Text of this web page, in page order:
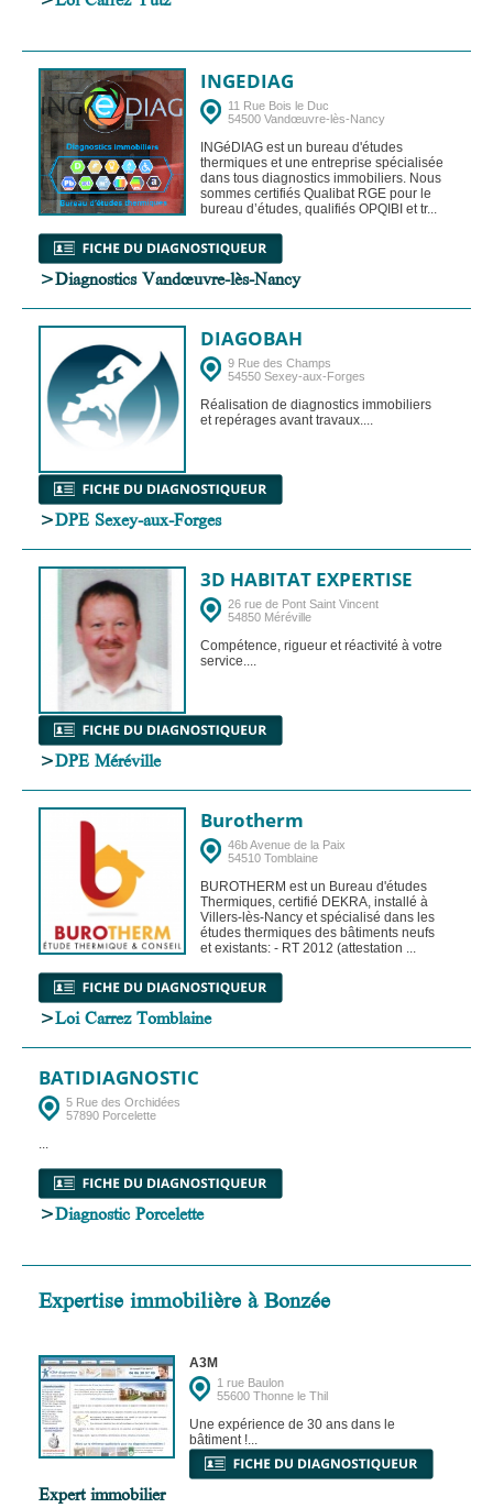
INGEDIAG
11 Rue Bois le Duc
54500 Vandœuvre-lès-Nancy
INGéDIAG est un bureau d'études
thermiques et une entreprise spécialisée
dans tous diagnostics immobiliers. Nous
sommes certifiés Qualibat RGE pour le
bureau d’études, qualifiés OPQIBI et tr...
>Diagnostics Vandœuvre-lès-Nancy
DIAGOBAH
9 Rue des Champs
54550 Sexey-aux-Forges
Réalisation de diagnostics immobiliers
et repérages avant travaux....
>DPE Sexey-aux-Forges
3D HABITAT EXPERTISE
26 rue de Pont Saint Vincent
54850 Méréville
Compétence, rigueur et réactivité à votre
service....
>DPE Méréville
Burotherm
46b Avenue de la Paix
54510 Tomblaine
BUROTHERM est un Bureau d'études
Thermiques, certifié DEKRA, installé à
Villers-lès-Nancy et spécialisé dans les
études thermiques des bâtiments neufs
et existants: - RT 2012 (attestation ...
>Loi Carrez Tomblaine
BATIDIAGNOSTIC
5 Rue des Orchidées
57890 Porcelette
...
>Diagnostic Porcelette
Expertise immobilière à Bonzée
A3M
1 rue Baulon
55600 Thonne le Thil
Une expérience de 30 ans dans le
bâtiment !...
Expert immobilier